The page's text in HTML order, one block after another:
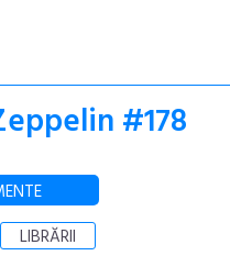
#178
LIBRĂRII